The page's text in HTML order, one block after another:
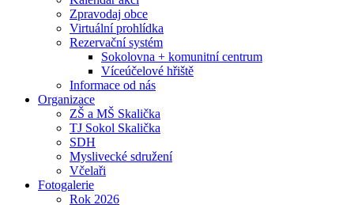
Zpravodaj obce
Virtuální prohlídka
Rezervační systém
Sokolovna + komunitní centrum
Víceúčelové hřiště
Informace od nás
Organizace
ZŠ a MŠ Skalička
TJ Sokol Skalička
SDH
Myslivecké sdružení
Včelaři
Fotogalerie
Rok 2026